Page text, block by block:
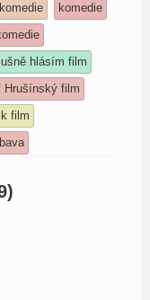
komedie
hlásím film
Hrušínský film
film